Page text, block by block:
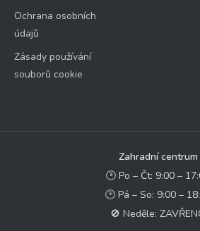
Ochrana osobních
údajů
Zásady používání
souborů cookie
Zahradní centrum
🕑 Po – Čt: 9:00 –
🕑 Pá – So: 9:00 –
🚫 Neděle: